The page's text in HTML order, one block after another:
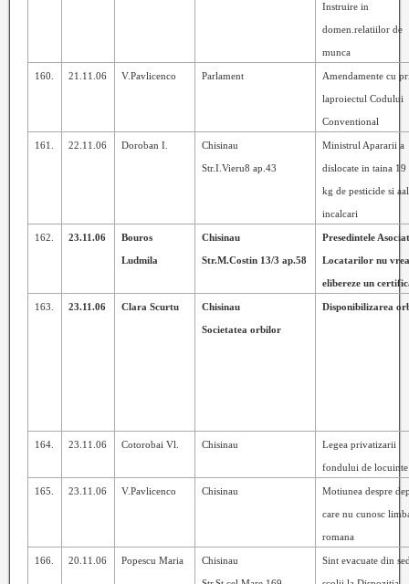
Instruire in
domen.relatiilor de
munca
160. 21.11.06 V.Pavlicenco Parlament Amendamente cu
laproiectul Codului
Conventional
161. 22.11.06 Doroban I. Chisinau
Str.I.Vieru8 ap.43
Ministrul Apararii a
dislocate in taina 19
kg de pesticide si
incalcari
162. 23.11.06 Bouros
Ludmila
Chisinau
Str.M.Costin 13/3 ap.58
Presedintele
Locatarilor nu
elibereze un
163. 23.11.06 Clara Scurtu Chisinau
Societatea orbilor
Disponibilizarea
164. 23.11.06 Cotorobai Vl. Chisinau Legea privatizarii
fondului de locuinte
165. 23.11.06 V.Pavlicenco Chisinau Motiunea despre
care nu cunosc
romana
166. 20.11.06 Popescu Maria Chisinau Sint evacuate din